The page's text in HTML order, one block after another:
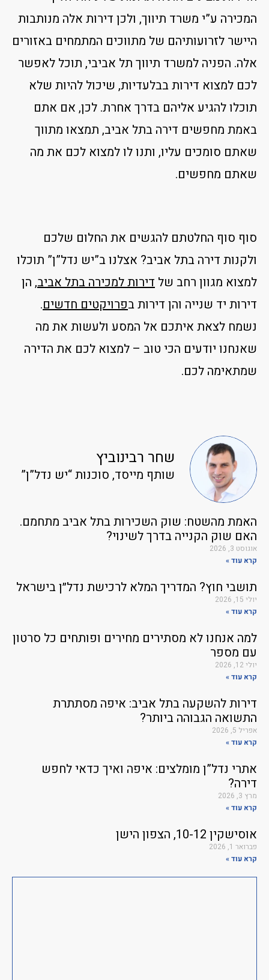
המכירה ע”י משרד תיווך, ולכן דירות אלה מנותבות
היישר לזרועותיהם של מתווכים המתמחים באזורים
אלה. הפניה למשרד תיווך תל אביבי, תוכל לאפשר
לכם למצוא דירות בבלעדיות, שיכול להיות שלא
תוכלו להגיע אליהם בדרך אחרת. לכן, אם אתם
באמת מחפשים דירה בתל אביב, תמצאו מתווך
שאתם סומכים עליו, ותנו לו למצוא לכם את מה
שאתם מחפשים.
סוף סוף החלטתם להגשים את החלום שלכם
ולקנות דירה בתל אביב? אצלנו ב”יש נדל”ן” תוכלו
למצוא מגוון רחב של דירות למכירה בתל אביב, הן
דירות יד שנייה והן דירות בפרויקטים חדשים.
נשמח לצאת איתכם אל המסע ולעשות את מה
שאנחנו יודעים הכי טוב – למצוא לכם את הדירה
שמתאימה לכם.
שחר רבינוביץ
שותף מייסד, סוכנות “יש נדל”ן”
האמת מהשטח: שוק השכירות בתל אביב מתחמם.
האם שוק הקנייה בדרך לשינוי?
אוגוסט 3, 2026
קרא עוד »
תושבי חוץ? המדריך המלא לרכישת נדל״ן בישראל
יולי 15, 2026
קרא עוד »
למה אנחנו לא מסתירים מחירים ופותחים כל סרטון
עם מספר
יולי 12, 2026
קרא עוד »
דירות להשקעה בתל אביב: איפה מסתתרת
התשואה הגבוהה ביותר?
אפריל 5, 2026
קרא עוד »
אתרי נדל”ן מומלצים: איפה ואיך כדאי לחפש
דירה?
מרץ 3, 2026
קרא עוד »
אוסישקין 10-12, הצפון הישן
פברואר 1, 2026
קרא עוד »